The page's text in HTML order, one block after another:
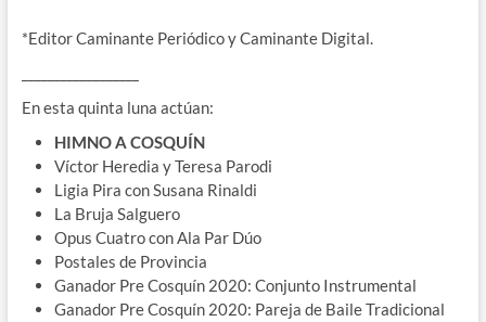
*Editor Caminante Periódico y Caminante Digital.
En esta quinta luna actúan:
HIMNO A COSQUÍN
Víctor Heredia y Teresa Parodi
Ligia Pira con Susana Rinaldi
La Bruja Salguero
Opus Cuatro con Ala Par Dúo
Postales de Provincia
Ganador Pre Cosquín 2020: Conjunto Instrumental
Ganador Pre Cosquín 2020: Pareja de Baile Tradicional